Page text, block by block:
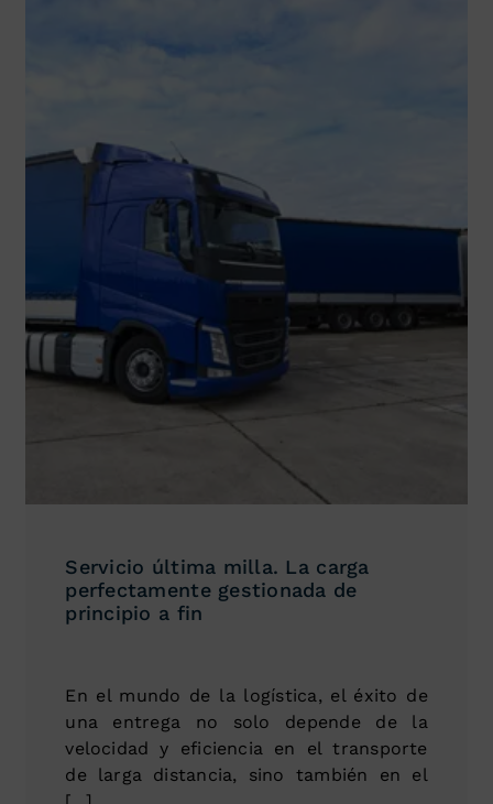
Servicio última milla. La carga
perfectamente gestionada de
principio a fin
En el mundo de la logística, el éxito de
una entrega no solo depende de la
velocidad y eficiencia en el transporte
de larga distancia, sino también en el